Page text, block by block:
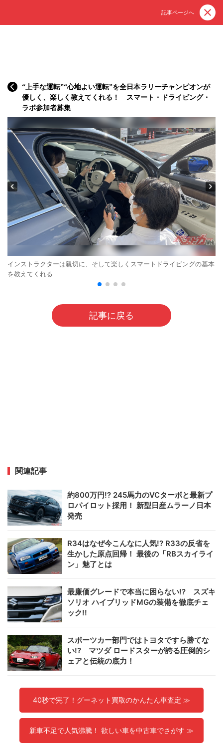
記事ページへ
“上手な運転”“心地よい運転”を全日本ラリーチャンピオンが
優しく、楽しく教えてくれる！ スマート・ドライビング・
ラボ参加者募集
インストラクターは親切に、そして楽しくスマートドライビングの基本
を教えてくれる
記事に戻る
関連記事
約800万円!? 245馬力のVCターボと最新プ
ロパイロット採用！ 新型日産ムラーノ日本
発売
R34はなぜ今こんなに人気!? R33の反省を
生かした原点回帰！ 最後の「RBスカイライ
ン」魅了とは
最廉価グレードで本当に困らない!? スズキ
ソリオ ハイブリッドMGの装備を徹底チェ
ック!!
スポーツカー部門ではトヨタですら勝てな
い!? マツダ ロードスターが誇る圧倒的シ
ェアと伝統の底力！
40秒で完了！グーネット買取のかんたん車査定 ≫
新車不足で人気沸騰！ 欲しい車を中古車でさがす ≫